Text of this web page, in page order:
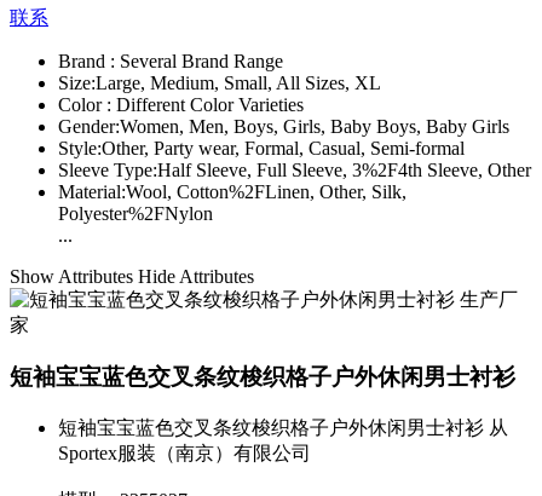
联系
Brand : Several Brand Range
Size:Large, Medium, Small, All Sizes, XL
Color : Different Color Varieties
Gender:Women, Men, Boys, Girls, Baby Boys, Baby Girls
Style:Other, Party wear, Formal, Casual, Semi-formal
Sleeve Type:Half Sleeve, Full Sleeve, 3%2F4th Sleeve, Other
Material:Wool, Cotton%2FLinen, Other, Silk,
Polyester%2FNylon
...
Show Attributes Hide Attributes
短袖宝宝蓝色交叉条纹梭织格子户外休闲男士衬衫
短袖宝宝蓝色交叉条纹梭织格子户外休闲男士衬衫 从
Sportex服装（南京）有限公司